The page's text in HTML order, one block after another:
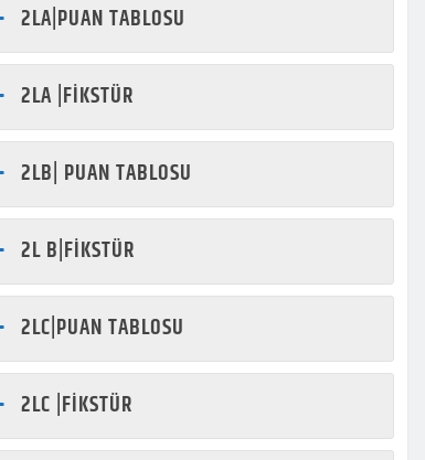
2LA|PUAN TABLOSU
2LA |FİKSTÜR
2LB| PUAN TABLOSU
2L B|FİKSTÜR
2LC|PUAN TABLOSU
2LC |FİKSTÜR